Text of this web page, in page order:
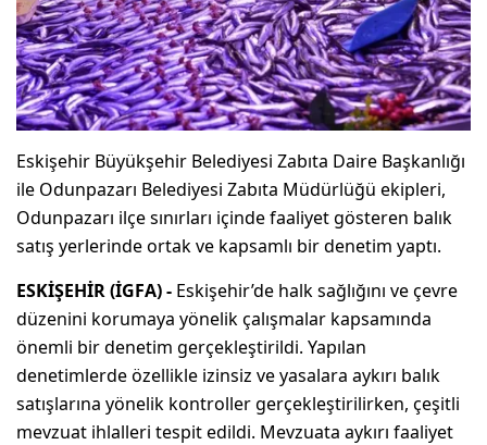
Eskişehir Büyükşehir Belediyesi Zabıta Daire Başkanlığı
ile Odunpazarı Belediyesi Zabıta Müdürlüğü ekipleri,
Odunpazarı ilçe sınırları içinde faaliyet gösteren balık
satış yerlerinde ortak ve kapsamlı bir denetim yaptı.
ESKİŞEHİR (İGFA) - Eskişehir’de halk sağlığını ve çevre
düzenini korumaya yönelik çalışmalar kapsamında
önemli bir denetim gerçekleştirildi. Yapılan
denetimlerde özellikle izinsiz ve yasalara aykırı balık
satışlarına yönelik kontroller gerçekleştirilirken, çeşitli
mevzuat ihlalleri tespit edildi. Mevzuata aykırı faaliyet